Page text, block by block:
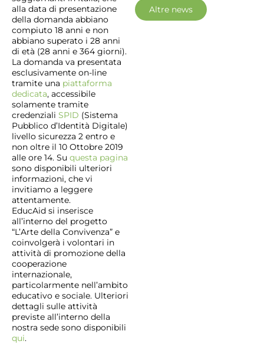
alla data di presentazione
della domanda abbiano
compiuto 18 anni e non
abbiano superato i 28 anni
di età (28 anni e 364 giorni).
La domanda va presentata
esclusivamente on-line
tramite una piattaforma
dedicata, accessibile
solamente tramite
credenziali SPID (Sistema
Pubblico d’Identità Digitale)
livello sicurezza 2 entro e
non oltre il 10 Ottobre 2019
alle ore 14. Su questa pagina
sono disponibili ulteriori
informazioni, che vi
invitiamo a leggere
attentamente.
EducAid si inserisce
all’interno del progetto
“L’Arte della Convivenza” e
coinvolgerà i volontari in
attività di promozione della
cooperazione
internazionale,
particolarmente nell’ambito
educativo e sociale. Ulteriori
dettagli sulle attività
previste all’interno della
nostra sede sono disponibili
qui.
Altre news